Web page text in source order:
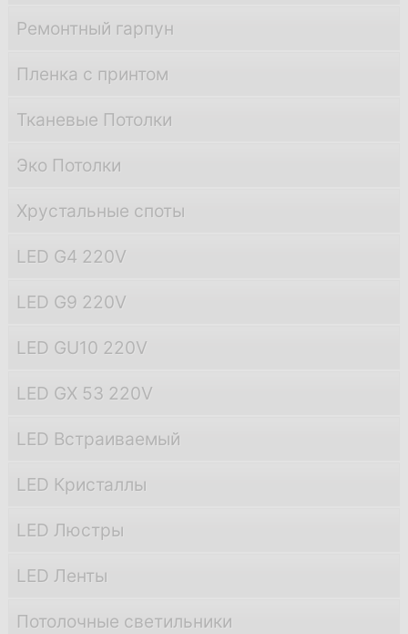
Ремонтный гарпун
Пленка с принтом
Тканевые Потолки
Эко Потолки
Хрустальные споты
LED G4 220V
LED G9 220V
LED GU10 220V
LED GX 53 220V
LED Встраиваемый
LED Кристаллы
LED Люстры
LED Ленты
Потолочные светильники